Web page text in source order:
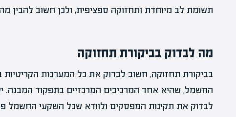
תשומת לב מיוחדת ותחזוקה ספציפית, ולכן חשוב להבין
מה לבדוק בביקורת תחזוקה
בביקורת תחזוקה, חשוב לבדוק את כל המערכות
החשמל, שהיא אחד המרכיבים המרכזיים בתפקוד המבנה.
לבדוק את תקינות המפסקים ולוודא שכל השקעי החשמל